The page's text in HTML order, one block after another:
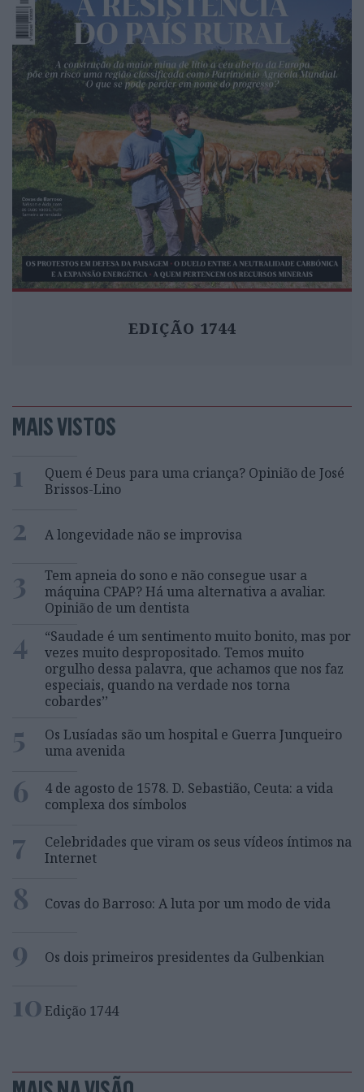
Médio OrienteO estreito de Ormuz possui, há muitos
séculos, uma localização estratégica de acesso ao golfo
EDIÇÃO 1744
MAIS VISTOS
1
Quem é Deus para uma criança? Opinião de José
Brissos-Lino
2 A longevidade não se improvisa
3
Tem apneia do sono e não consegue usar a
máquina CPAP? Há uma alternativa a avaliar.
Opinião de um dentista
4
“Saudade é um sentimento muito bonito, mas por
vezes muito despropositado. Temos muito
orgulho dessa palavra, que achamos que nos faz
especiais, quando na verdade nos torna
cobardes’’
5
Os Lusíadas são um hospital e Guerra Junqueiro
uma avenida
6
4 de agosto de 1578. D. Sebastião, Ceuta: a vida
complexa dos símbolos
7
Celebridades que viram os seus vídeos íntimos na
Internet
8 Covas do Barroso: A luta por um modo de vida
9 Os dois primeiros presidentes da Gulbenkian
10Edição 1744